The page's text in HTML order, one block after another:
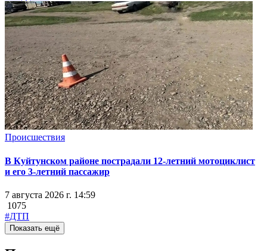
Происшествия
В Куйтунском районе пострадали 12-летний мотоциклист
и его 3-летний пассажир
7 августа 2026 г. 14:59
1075
#ДТП
Показать ещё